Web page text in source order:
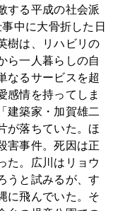
する平成の社会派
中に大骨折した日
樹は、リハビリの
ら一人暮らしの自
なるサービスを超
感情を持ってしま
建築家・加賀雄二
が落ちていた。ほ
害事件。死因は正
た。広川はリョウ
うと試みるが、す
に飛んでいた。そ